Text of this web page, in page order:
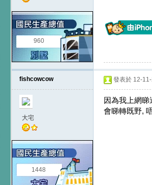
960
fishcowcow
大宅
1448
發表於 12-
因為我上網
會睇轉既野,